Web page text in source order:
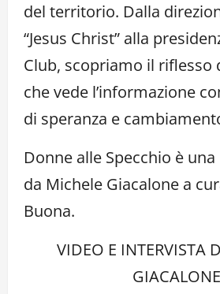
del territorio. Dalla
“Jesus Christ” alla
Club, scopriamo il riflesso
che vede l’informazione
di speranza e
Donne alle Specchio è
da Michele Giacalone a
Buona.
VIDEO E INTERVISTA
GIACALONE